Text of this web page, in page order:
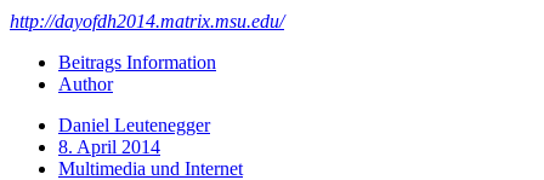
http://dayofdh2014.matrix.msu.edu/
Beitrags Information
Author
Daniel Leutenegger
8. April 2014
Multimedia und Internet